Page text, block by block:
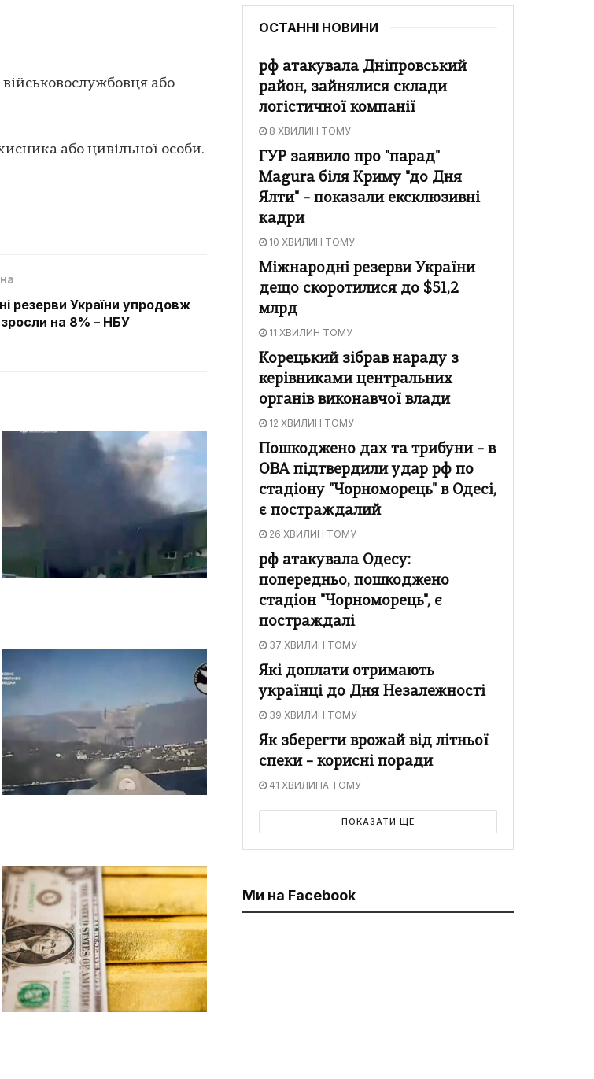
або
або цивільної особи.
резерви України упродовж
на 8% – НБУ
ОСТАННІ НОВИНИ
рф атакувала Дніпровський
район, зайнялися склади
логістичної компанії
8 ХВИЛИН ТОМУ
ГУР заявило про "парад"
Magura біля Криму "до Дня
Ялти" – показали ексклюзивні
кадри
10 ХВИЛИН ТОМУ
Міжнародні резерви України
дещо скоротилися до $51,2
млрд
11 ХВИЛИН ТОМУ
Корецький зібрав нараду з
керівниками центральних
органів виконавчої влади
12 ХВИЛИН ТОМУ
Пошкоджено дах та трибуни – в
ОВА підтвердили удар рф по
стадіону "Чорноморець" в Одесі,
є постраждалий
26 ХВИЛИН ТОМУ
рф атакувала Одесу:
попередньо, пошкоджено
стадіон "Чорноморець", є
постраждалі
37 ХВИЛИН ТОМУ
Які доплати отримають
українці до Дня Незалежності
39 ХВИЛИН ТОМУ
Як зберегти врожай від літньої
спеки – корисні поради
41 ХВИЛИНА ТОМУ
ПОКАЗАТИ ЩЕ
Ми на Facebook